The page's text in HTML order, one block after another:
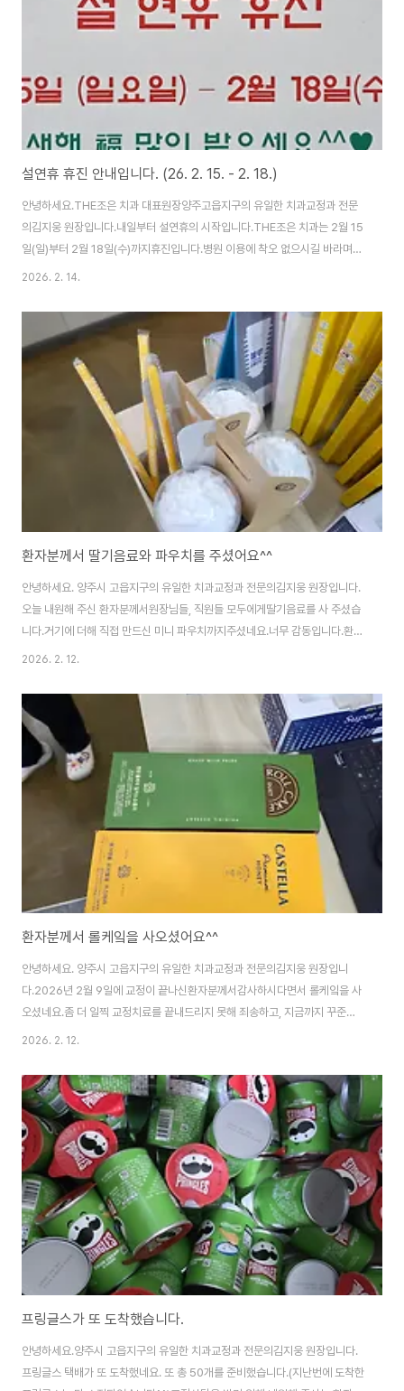
설연휴 휴진 안내입니다. (26. 2. 15. - 2. 18.)
안녕하세요.THE조은 치과 대표원장양주고읍지구의 유일한 치과교정과 전문
의김지웅 원장입니다.내일부터 설연휴의 시작입니다.THE조은 치과는 2월 15
일(일)부터 2월 18일(수)까지휴진입니다.병원 이용에 착오 없으시길 바라며
2026년 새해 복 많이 받으세요^^연휴 끝나고 뵙겠습니다.언제나 감사드립니
2026. 2. 14.
환자분께서 딸기음료와 파우치를 주셨어요^^
안녕하세요. 양주시 고읍지구의 유일한 치과교정과 전문의김지웅 원장입니다.
오늘 내원해 주신 환자분께서원장님들, 직원들 모두에게딸기음료를 사 주셨습
니다.거기에 더해 직접 만드신 미니 파우치까지주셨네요.너무 감동입니다.환자
분께 감사드립니다.딸기 음료는 원장님들, 직원들과 함께맛있게 먹었습니다.그
2026. 2. 12.
환자분께서 롤케잌을 사오셨어요^^
안녕하세요. 양주시 고읍지구의 유일한 치과교정과 전문의김지웅 원장입니
다.2026년 2월 9일에 교정이 끝나신환자분께서감사하시다면서 롤케잌을 사
오셨네요.좀 더 일찍 교정치료를 끝내드리지 못해 죄송하고, 지금까지 꾸준히
잘 내원해주신환자분께 더 감사드립니다.롤케잌은 원장님들, 직원들과 함께맛
2026. 2. 12.
프링글스가 또 도착했습니다.
안녕하세요.양주시 고읍지구의 유일한 치과교정과 전문의김지웅 원장입니다.
프링글스 택배가 또 도착했네요. 또 총 50개를 준비했습니다.(지난번에 도착한